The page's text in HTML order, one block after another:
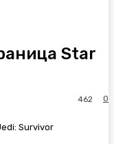
Star
0
462